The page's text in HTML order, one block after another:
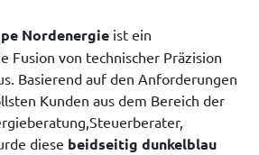
Nordenergie ist ein
Fusion von technischer Präzision
Basierend auf den Anforderungen
Kunden aus dem Bereich der
diese beidseitig dunkelblau